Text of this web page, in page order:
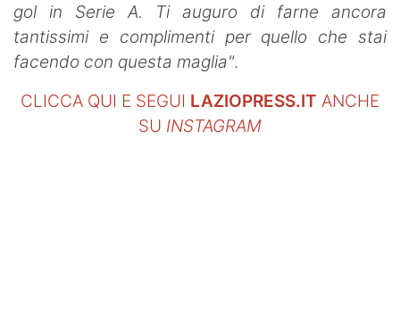
gol in Serie A. Ti auguro di farne ancora
tantissimi e complimenti per quello che stai
facendo con questa maglia".
CLICCA QUI E SEGUI LAZIOPRESS.IT ANCHE
SU INSTAGRAM